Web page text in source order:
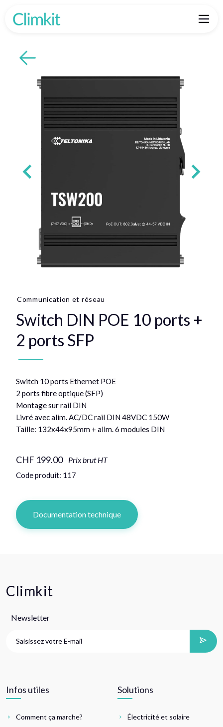
Communication et réseau
Switch DIN POE 10 ports +
2 ports SFP
Switch 10 ports Ethernet POE
2 ports fibre optique (SFP)
Montage sur rail DIN
Livré avec alim. AC/DC rail DIN 48VDC 150W
Taille: 132x44x95mm + alim. 6 modules DIN
CHF 199.00 Prix brut HT
Code produit: 117
Documentation technique
Climkit
Newsletter
Infos utiles
Comment ça marche?
Solutions
Électricité et solaire